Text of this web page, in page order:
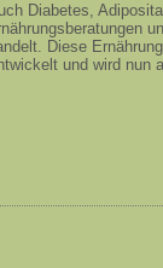
Diabetes,
Diese
und wird nun